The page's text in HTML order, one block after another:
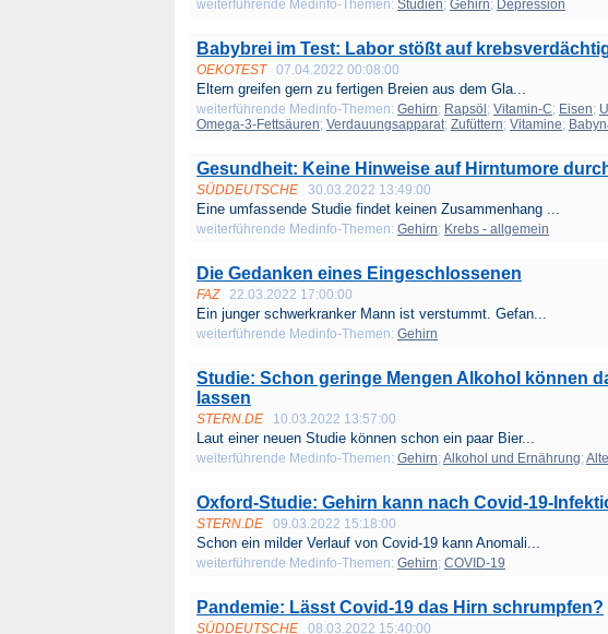
weiterführende Medinfo-Themen: Studien; Gehirn; Depression
Babybrei im Test: Labor stößt auf
OEKOTEST 07.04.2022 00:08:00
Eltern greifen gern zu fertigen Breien aus dem Gla...
weiterführende Medinfo-Themen: Gehirn; Rapsöl ; Vitamin-C; Eisen;
Omega-3-Fettsäuren; Verdauungsapparat; Zufüttern; Vitamine;
Gesundheit: Keine Hinweise auf Hirntumore
SÜDDEUTSCHE 30.03.2022 13:49:00
Eine umfassende Studie findet keinen Zusammenhang ...
weiterführende Medinfo-Themen: Gehirn; Krebs - allgemein
Die Gedanken eines Eingeschlossenen
FAZ 22.03.2022 17:00:00
Ein junger schwerkranker Mann ist verstummt. Gefan...
weiterführende Medinfo-Themen: Gehirn
Studie: Schon geringe Mengen Alkohol können
lassen
STERN.DE 10.03.2022 13:57:00
Laut einer neuen Studie können schon ein paar Bier...
weiterführende Medinfo-Themen: Gehirn; Alkohol und Ernährung;
Oxford-Studie: Gehirn kann nach Covid-19-
STERN.DE 09.03.2022 15:18:00
Schon ein milder Verlauf von Covid-19 kann Anomali...
weiterführende Medinfo-Themen: Gehirn; COVID-19
Pandemie: Lässt Covid-19 das Hirn schrumpfen?
SÜDDEUTSCHE 08.03.2022 15:40:00